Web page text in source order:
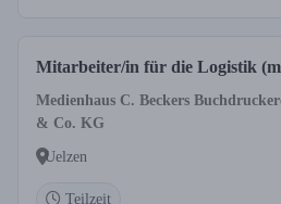
Mitarbeiter/in für die Logistik
Medienhaus C. Beckers
& Co. KG
Uelzen
Teilzeit